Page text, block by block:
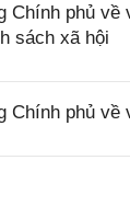
phủ
sách xã hội
Chính phủ